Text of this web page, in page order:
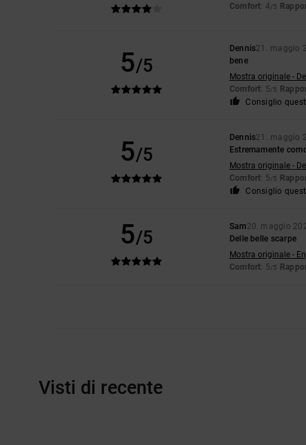
Comfort: 4/5
5/5
Dennis21. maggio
bene
Mostra originale -
Comfort: 5/5
Consiglio
5/5
Dennis21. maggio
Estremamente
Mostra originale -
Comfort: 5/5
Consiglio
5/5
Sam20. maggio
Delle belle scarpe
Mostra originale -
Comfort: 5/5
Visti di recente